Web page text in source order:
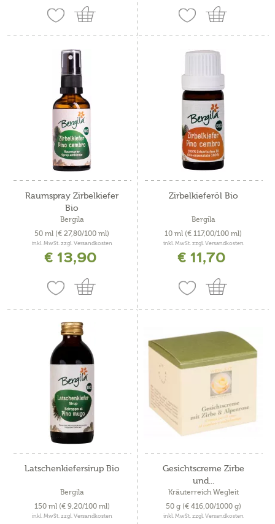
Raumspray Zirbelkiefer
Bio
Bergila
50 ml (€ 27,80/100 ml)
inkl. MwSt. zzgl. Versandkosten
€ 13,90
Zirbelkieferöl Bio
Bergila
10 ml (€ 117,00/100 ml)
inkl. MwSt. zzgl. Versandkosten
€ 11,70
Latschenkiefersirup Bio
Bergila
150 ml (€ 9,20/100 ml)
inkl. MwSt. zzgl. Versandkosten
Gesichtscreme Zirbe
und...
Kräuterreich Wegleit
50 g (€ 416,00/1000 g)
inkl. MwSt. zzgl. Versandkosten